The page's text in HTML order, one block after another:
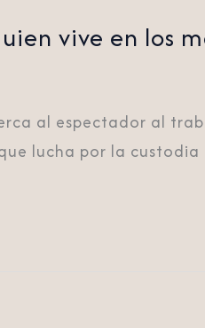
vive en los
al espectador al
lucha por la custodia